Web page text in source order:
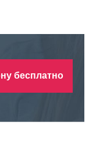
бесплатно